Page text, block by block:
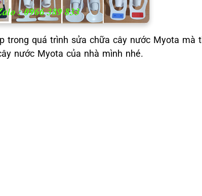
trong quá trình sửa chữa cây nước Myota mà
nước Myota của nhà mình nhé.